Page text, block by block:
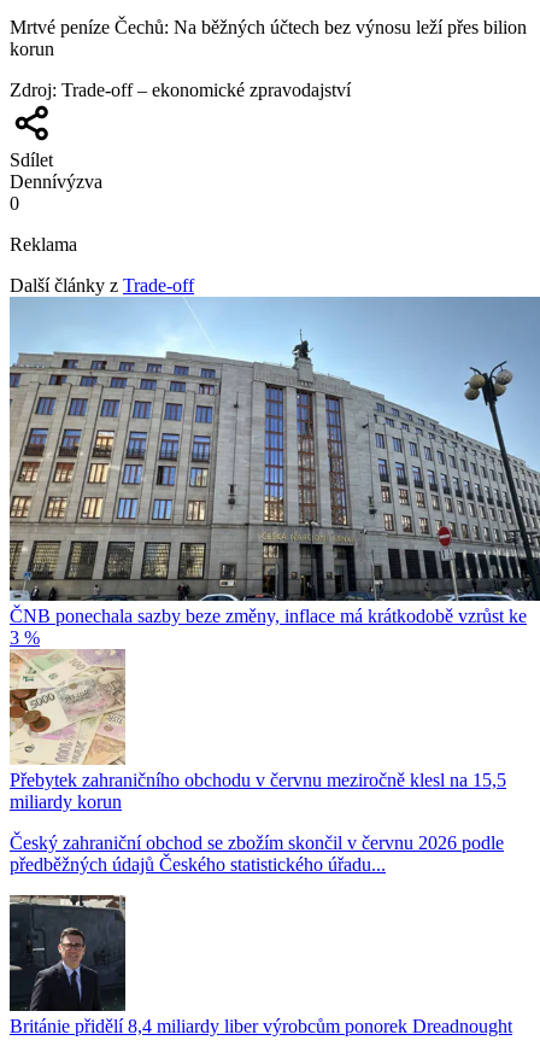
Mrtvé peníze Čechů: Na běžných účtech bez výnosu leží přes bilion
korun
Zdroj: Trade-off – ekonomické zpravodajství
Sdílet
Dennívýzva
0
Reklama
Další články z Trade-off
ČNB ponechala sazby beze změny, inflace má krátkodobě vzrůst ke
3 %
Přebytek zahraničního obchodu v červnu meziročně klesl na 15,5
miliardy korun
Český zahraniční obchod se zbožím skončil v červnu 2026 podle
předběžných údajů Českého statistického úřadu...
Británie přidělí 8,4 miliardy liber výrobcům ponorek Dreadnought